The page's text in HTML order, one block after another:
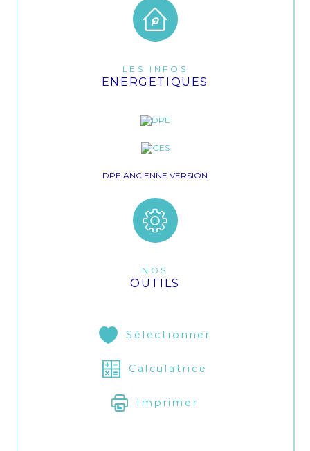
Quote Part annuelle des charges
LES INFOS
ENERGETIQUES
DPE ANCIENNE VERSION
NOS
OUTILS
Sélectionner
Calculatrice
Imprimer